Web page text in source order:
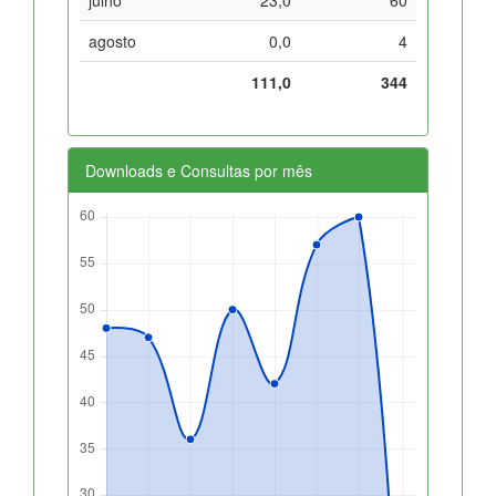
agosto
0,0
4
111,0
344
Downloads e Consultas por mês